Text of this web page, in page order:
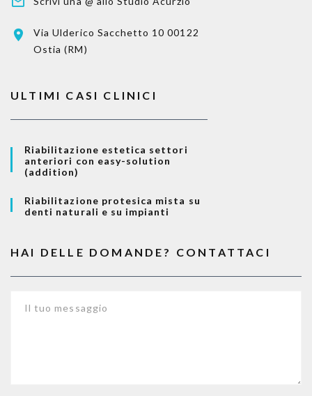
Via Ulderico Sacchetto 1000122
Ostia (RM)
ULTIMI CASI CLINICI
Riabilitazione estetica settori
anteriori con easy-solution
(addition)
Riabilitazione protesica mista su
denti naturali e su impianti
HAI DELLE DOMANDE? CONTATTACI
Il tuo messaggio